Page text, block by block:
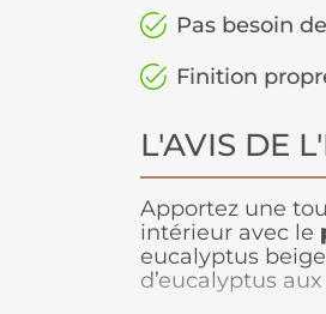
Pas besoin
Finition
L'AVIS DE
Apportez une
intérieur avec le
eucalyptus
d’eucalyptus